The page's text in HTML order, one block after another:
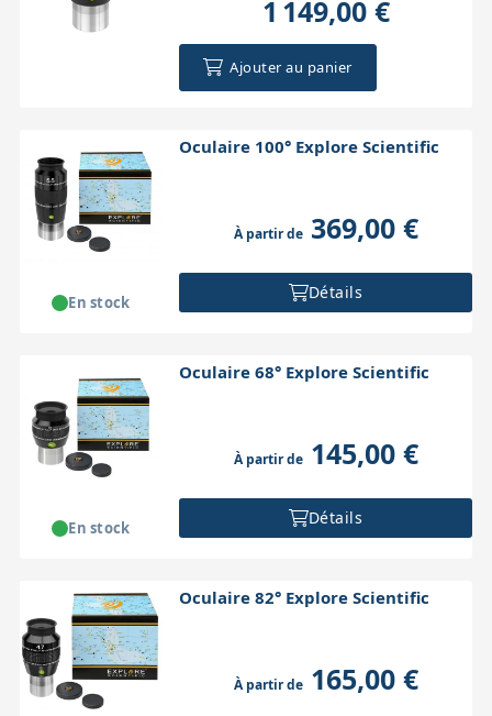
Accessoires pour montures
Têtes
1 149,00 €
Ajouter au panier
Oculaire 100° Explore Scientific
À partir de369,00 €
Détails
En stock
Oculaire 68° Explore Scientific
À partir de145,00 €
Détails
En stock
Oculaire 82° Explore Scientific
À partir de165,00 €